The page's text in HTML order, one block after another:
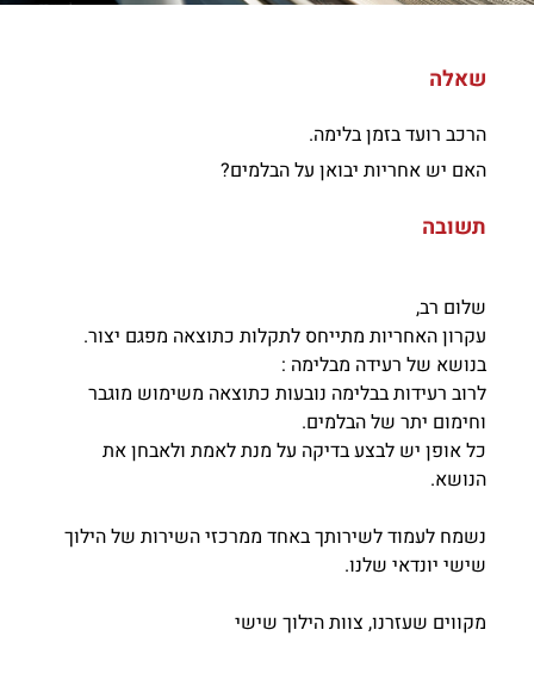
שאלה
הרכב רועד בזמן בלימה.
האם יש אחריות יבואן על הבלמים?
תשובה
שלום רב,
עקרון האחריות מתייחס לתקלות כתוצאה מפגם יצור.
בנושא של רעידה מבלימה :
לרוב רעידות בבלימה נובעות כתוצאה משימוש מוגבר
וחימום יתר של הבלמים.
כל אופן יש לבצע בדיקה על מנת לאמת ולאבחן את
הנושא.
נשמח לעמוד לשירותך באחד ממרכזי השירות של הילוך
שישי יונדאי שלנו.
מקווים שעזרנו, צוות הילוך שישי